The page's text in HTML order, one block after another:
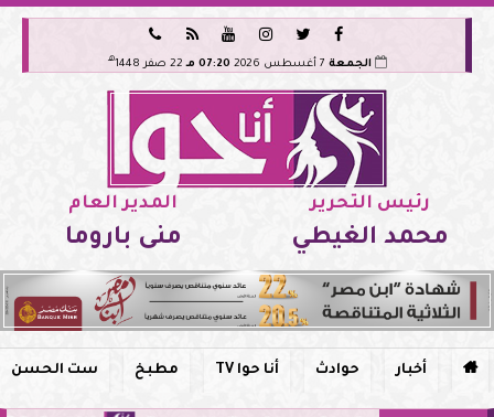






الجمعة 07:20 مـ 22 صفر 1448 هـ
رئيس التحرير
محمد الغيطي
المدير العام
منى باروما
 أخبار حوادث أنا حوا TV مطبخ ست الحسن